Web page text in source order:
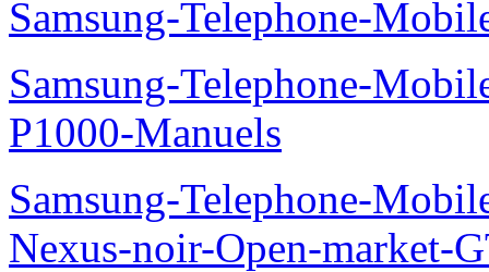
Samsung-Telephone-
Samsung-Telephone-
P1000-Manuels
Samsung-Telephone-
Nexus-noir-Open-market-